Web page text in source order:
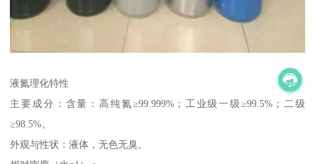
液氮理化特性
主要成分：含量：高纯氮≥99.999%；工业级一级≥99.5%；二级
≥98.5%。
外观与性状：液体，无色无臭。